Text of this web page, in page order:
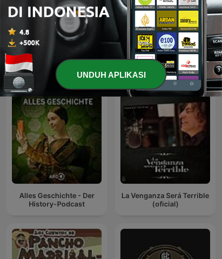
In Our Time: History Cerita misteri
Podcast Sejarah internasional
Alles Geschichte - Der
History-Podcast
La Venganza Será Terrible
(oficial)
UNDUH APLIKASI